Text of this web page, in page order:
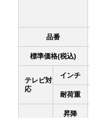
品番
標準価格(税込)
テレビ対
応
インチ
耐荷重
昇降